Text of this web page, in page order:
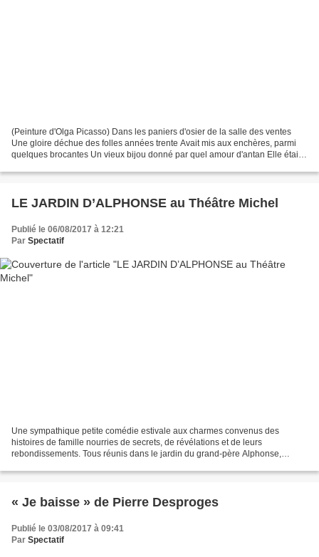
(Peinture d'Olga Picasso) Dans les paniers d'osier de la salle des ventes
Une gloire déchue des folles années trente Avait mis aux enchères, parmi
quelques brocantes Un vieux bijou donné par quel amour d'antan Elle était
LE JARDIN D’ALPHONSE au Théâtre Michel
Publié le 06/08/2017 à 12:21
Par Spectatif
Une sympathique petite comédie estivale aux charmes convenus des
histoires de famille nourries de secrets, de révélations et de leurs
rebondissements. Tous réunis dans le jardin du grand-père Alphonse,
« Je baisse » de Pierre Desproges
Publié le 03/08/2017 à 09:41
Par Spectatif